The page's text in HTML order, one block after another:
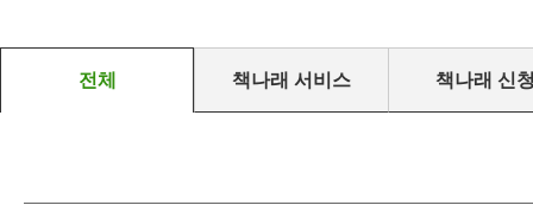
전체 책나래 서비스 책나래 신